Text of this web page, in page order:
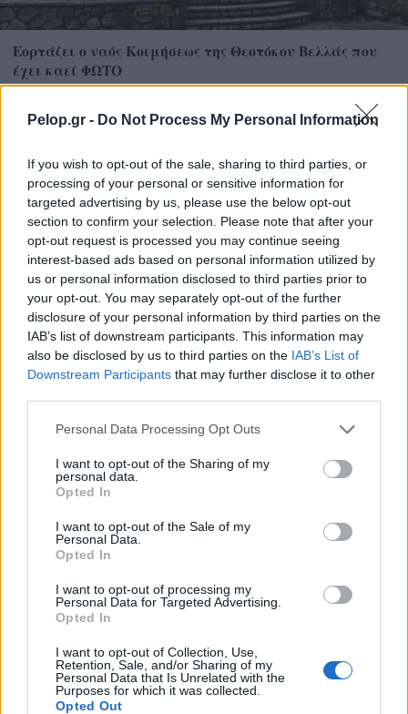
Pelop.gr - Do Not Process My Personal Information
If you wish to opt-out of the sale, sharing to third parties, or
processing of your personal or sensitive information for
targeted advertising by us, please use the below opt-out
section to confirm your selection. Please note that after your
opt-out request is processed you may continue seeing
interest-based ads based on personal information utilized by
us or personal information disclosed to third parties prior to
your opt-out. You may separately opt-out of the further
disclosure of your personal information by third parties on the
IAB’s list of downstream participants. This information may
also be disclosed by us to third parties on the IAB’s List of
Downstream Participants that may further disclose it to other
Please note that this website/app uses one or more Google
not limited to your visit or usage behaviour. You may click to
grant or deny consent to Google and its third-party tags to
use your data for below specified purposes in below Google
consent section.
Personal Data Processing Opt Outs
I want to opt-out of the Sharing of my
personal data.
Opted In
I want to opt-out of the Sale of my
Personal Data.
Opted In
I want to opt-out of processing my
Personal Data for Targeted Advertising.
Opted In
I want to opt-out of Collection, Use,
Retention, Sale, and/or Sharing of my
Personal Data that Is Unrelated with the
Purposes for which it was collected.
Opted Out
Εορτάζει ο ναός Κοιμήσεως της Θεοτόκου Βελλάς που
έχει καεί ΦΩΤΟ
Η Apple αποφασίζει ποιος μένει και ποιος φεύγει και
οι κανόνες δεν είναι ίδιοι για όλους